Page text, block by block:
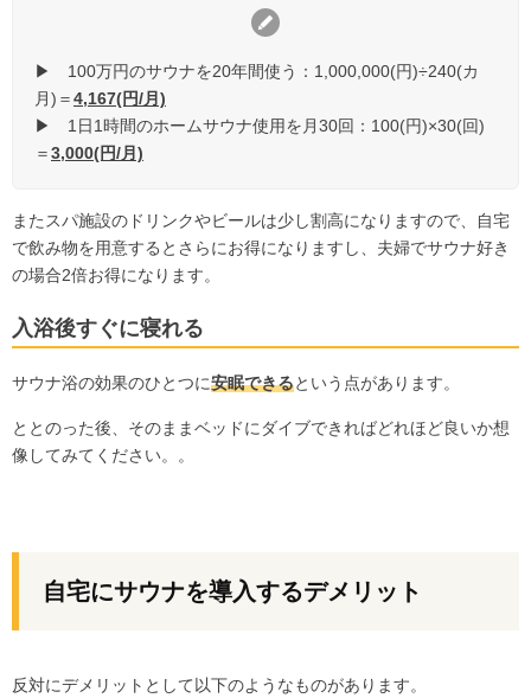
▶ 100万円のサウナを20年間使う：1,000,000(円)÷240(カ
月)＝4,167(円/月)
▶ 1日1時間のホームサウナ使用を月30回：100(円)×30(回)
＝3,000(円/月)
またスパ施設のドリンクやビールは少し割高になりますので、自宅
で飲み物を用意するとさらにお得になりますし、夫婦でサウナ好き
の場合2倍お得になります。
入浴後すぐに寝れる
サウナ浴の効果のひとつに安眠できるという点があります。
ととのった後、そのままベッドにダイブできればどれほど良いか想
像してみてください。。
自宅にサウナを導入するデメリット
反対にデメリットとして以下のようなものがあります。